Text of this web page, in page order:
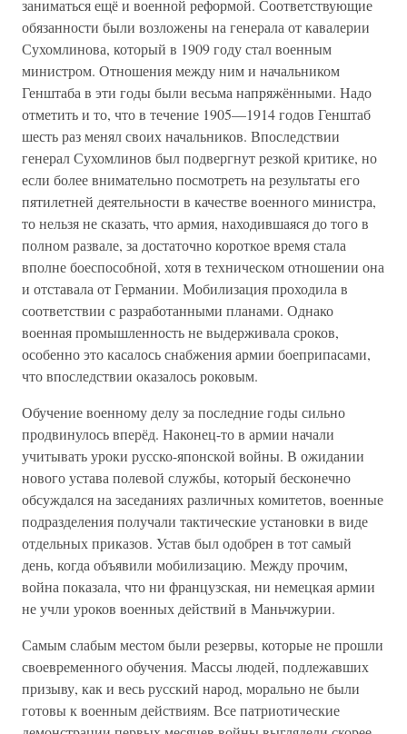
заниматься ещё и военной реформой. Соответствующие
обязанности были возложены на генерала от кавалерии
Сухомлинова, который в 1909 году стал военным
министром. Отношения между ним и начальником
Генштаба в эти годы были весьма напряжёнными. Надо
отметить и то, что в течение 1905—1914 годов Генштаб
шесть раз менял своих начальников. Впоследствии
генерал Сухомлинов был подвергнут резкой критике, но
если более внимательно посмотреть на результаты его
пятилетней деятельности в качестве военного министра,
то нельзя не сказать, что армия, находившаяся до того в
полном развале, за достаточно короткое время стала
вполне боеспособной, хотя в техническом отношении она
и отставала от Германии. Мобилизация проходила в
соответствии с разработанными планами. Однако
военная промышленность не выдерживала сроков,
особенно это касалось снабжения армии боеприпасами,
что впоследствии оказалось роковым.
Обучение военному делу за последние годы сильно
продвинулось вперёд. Наконец-то в армии начали
учитывать уроки русско-японской войны. В ожидании
нового устава полевой службы, который бесконечно
обсуждался на заседаниях различных комитетов, военные
подразделения получали тактические установки в виде
отдельных приказов. Устав был одобрен в тот самый
день, когда объявили мобилизацию. Между прочим,
война показала, что ни французская, ни немецкая армии
не учли уроков военных действий в Маньчжурии.
Самым слабым местом были резервы, которые не прошли
своевременного обучения. Массы людей, подлежавших
призыву, как и весь русский народ, морально не были
готовы к военным действиям. Все патриотические